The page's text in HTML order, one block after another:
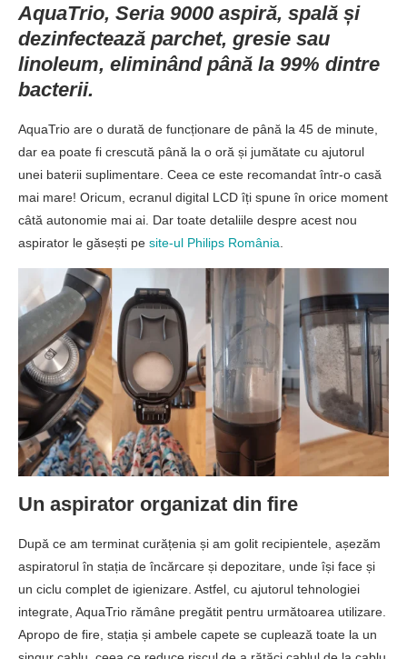
AquaTrio, Seria 9000 aspiră, spală și
dezinfectează parchet, gresie sau
linoleum, eliminând până la 99% dintre
bacterii.
AquaTrio are o durată de funcționare de până la 45 de minute,
dar ea poate fi crescută până la o oră și jumătate cu ajutorul
unei baterii suplimentare. Ceea ce este recomandat într-o casă
mai mare! Oricum, ecranul digital LCD îți spune în orice moment
câtă autonomie mai ai. Dar toate detaliile despre acest nou
aspirator le găsești pe site-ul Philips România
Un aspirator organizat din fire
După ce am terminat curățenia și am golit recipientele, așezăm
aspiratorul în stația de încărcare și depozitare, unde își face și
un ciclu complet de igienizare. Astfel, cu ajutorul tehnologiei
integrate, AquaTrio rămâne pregătit pentru următoarea utilizare.
Apropo de fire, stația și ambele capete se cuplează toate la un